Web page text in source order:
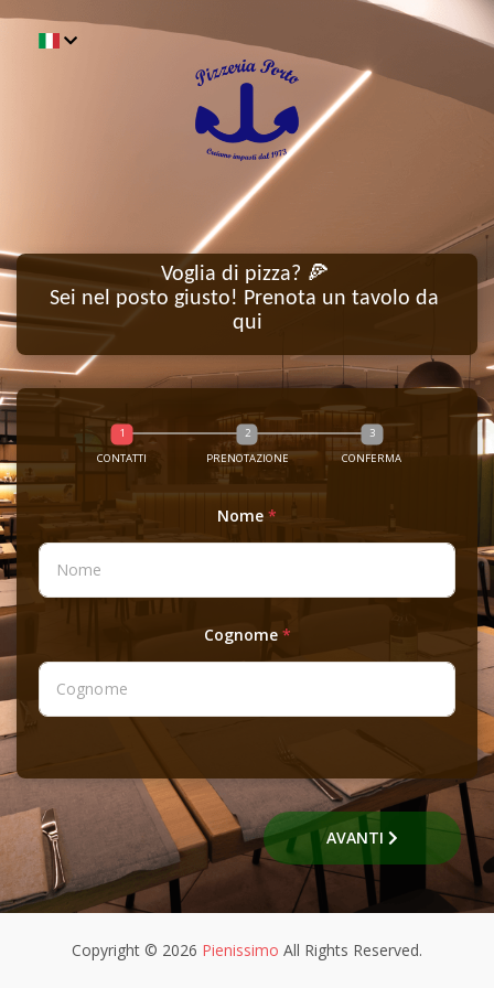
Voglia di pizza? 🍕
Sei nel posto giusto! Prenota un tavolo da
CONTATTI PRENOTAZIONE CONFERMA
Nome *
Cognome *
AVANTI
Copyright © 2026 Pienissimo All Rights Reserved.